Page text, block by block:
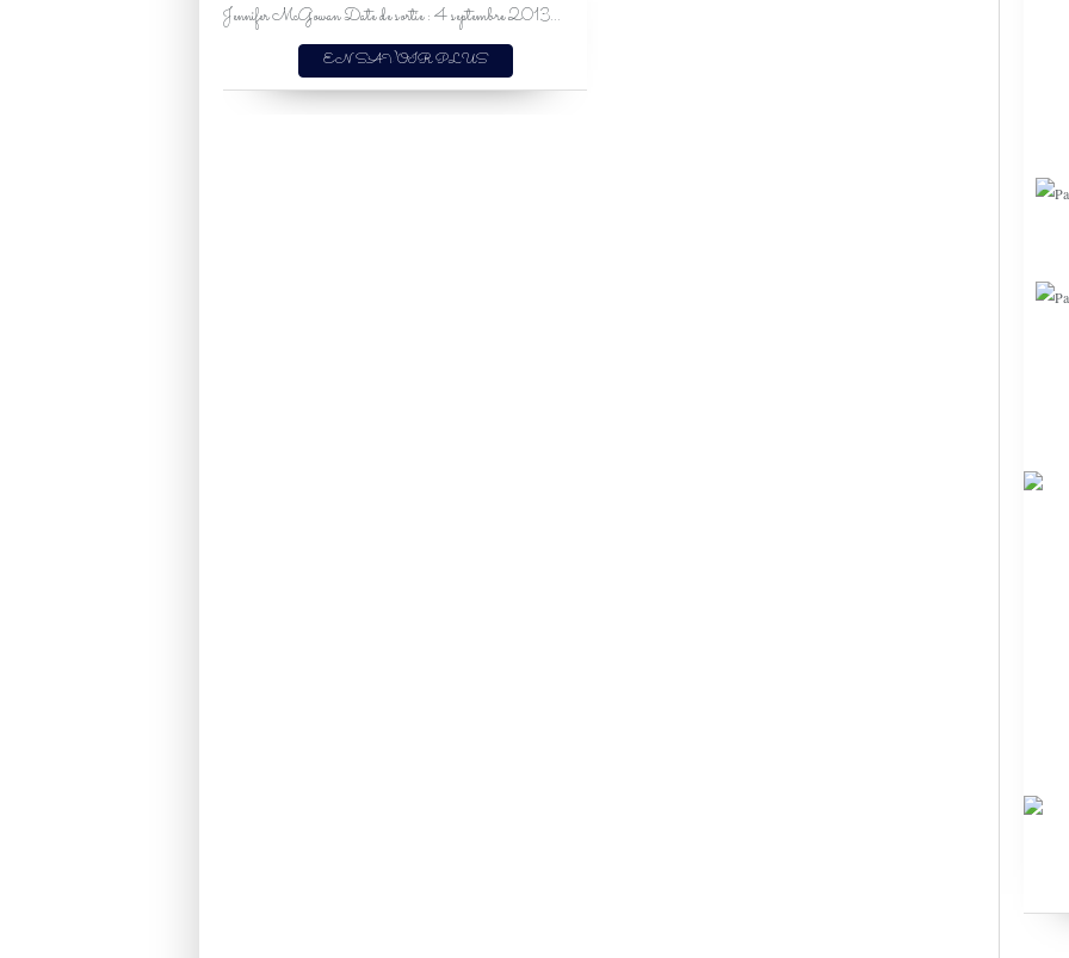
Jennifer McGowan Date de sortie : 4 septembre 2013...
EN SAVOIR PLUS